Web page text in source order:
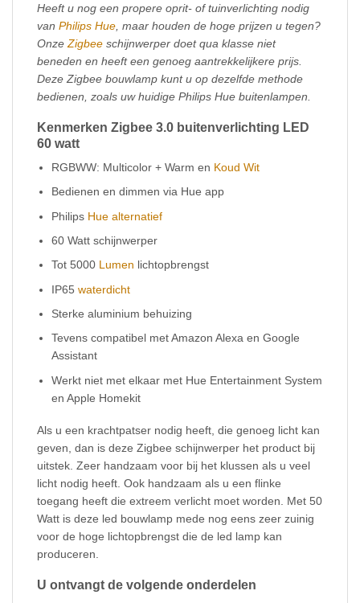
Heeft u nog een propere oprit- of tuinverlichting nodig
van Philips Hue , maar houden de hoge prijzen u tegen?
Onze Zigbee schijnwerper doet qua klasse niet
beneden en heeft een genoeg aantrekkelijkere prijs.
Deze Zigbee bouwlamp kunt u op dezelfde methode
bedienen, zoals uw huidige Philips Hue buitenlampen.
Kenmerken Zigbee 3.0 buitenverlichting LED
60 watt
RGBWW: Multicolor + Warm en Koud Wit
Bedienen en dimmen via Hue app
Philips Hue alternatief
60 Watt schijnwerper
Tot 5000 Lumen lichtopbrengst
IP65waterdicht
Sterke aluminium behuizing
Tevens compatibel met Amazon Alexa en Google
Assistant
Werkt niet met elkaar met Hue Entertainment System
en Apple Homekit
Als u een krachtpatser nodig heeft, die genoeg licht kan
geven, dan is deze Zigbee schijnwerper het product bij
uitstek. Zeer handzaam voor bij het klussen als u veel
licht nodig heeft. Ook handzaam als u een flinke
toegang heeft die extreem verlicht moet worden. Met 50
Watt is deze led bouwlamp mede nog eens zeer zuinig
voor de hoge lichtopbrengst die de led lamp kan
produceren.
U ontvangt de volgende onderdelen